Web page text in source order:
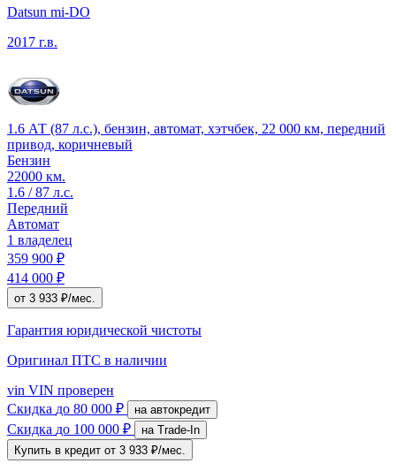
Datsun mi-DO
2017 г.в.
1.6 АТ (87 л.с.), бензин, автомат, хэтчбек, 22 000 км, передний
привод, коричневый
Бензин
22000 км.
1.6 / 87 л.с.
Передний
Автомат
1 владелец
359 900 ₽
414 000 ₽
от 3 933 ₽/мес.
Гарантия юридической чистоты
Оригинал ПТС в наличии
vin VIN проверен
Скидка до 80 000 ₽ на автокредит
Скидка до 100 000 ₽
на Trade-In
Купить в кредит от 3 933 ₽/мес.